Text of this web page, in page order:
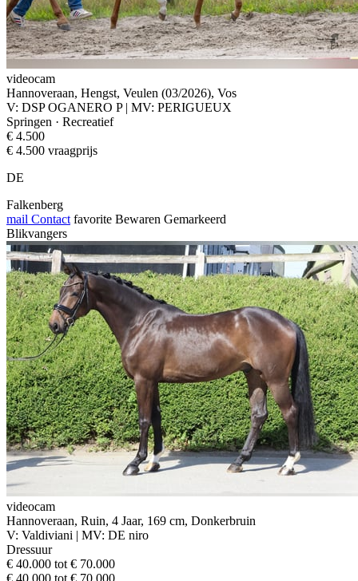
videocam
Hannoveraan, Hengst, Veulen (03/2026), Vos
V: DSP OGANERO P | MV: PERIGUEUX
Springen · Recreatief
€ 4.500
€ 4.500 vraagprijs
DE
Falkenberg
mail Contact favorite Bewaren Gemarkeerd
Blikvangers
videocam
Hannoveraan, Ruin, 4 Jaar, 169 cm, Donkerbruin
V: Valdiviani | MV: DE niro
Dressuur
€ 40.000 tot € 70.000
€ 40.000 tot € 70.000